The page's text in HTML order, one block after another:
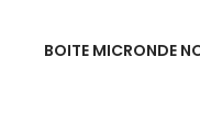
BOITE MICRONDE